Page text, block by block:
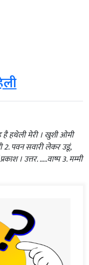
है हथेली मेरी । खुशी ओमी
2. पवन सवारी लेकर उडूं,
। उत्तर. …..वाष्प 3. मम्मी